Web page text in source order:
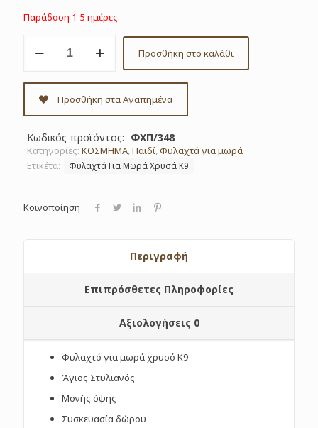
Παράδοση 1-5 ημέρες
για
χρυσό
κωδ.
ποσότητα
Προσθήκη στο καλάθι
Προσθήκη στα Αγαπημένα
Κωδικός προϊόντος: ΦΧΠ/348
Κατηγορίες: ΚΟΣΜΗΜΑ,Παιδί,Φυλαχτά για μωρά
Ετικέτα:
Φυλαχτά Για Μωρά Χρυσά Κ9
Κοινοποίηση
Περιγραφή
Επιπρόσθετες Πληροφορίες
Αξιολογήσεις 0
Φυλαχτό για μωρά χρυσό Κ9
Άγιος Στυλιανός
Μονής όψης
Συσκευασία δώρου